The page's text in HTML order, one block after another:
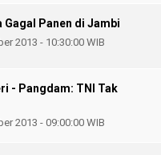
Gagal Panen di Jambi
2013 - 10:30:00 WIB
- Pangdam: TNI Tak
2013 - 09:00:00 WIB